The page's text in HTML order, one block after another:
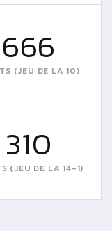
666
(JEU DE LA 10)
310
(JEU DE LA 14-1)